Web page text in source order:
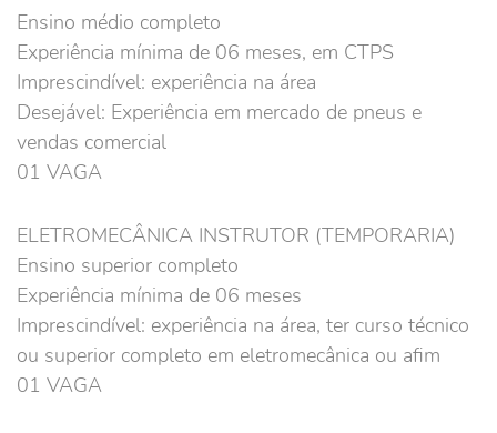
Ensino médio completo
Experiência mínima de 06 meses, em CTPS
Imprescindível: experiência na área
Desejável: Experiência em mercado de pneus e
vendas comercial
01 VAGA
ELETROMECÂNICA INSTRUTOR (TEMPORARIA)
Ensino superior completo
Experiência mínima de 06 meses
Imprescindível: experiência na área, ter curso técnico
ou superior completo em eletromecânica ou afim
01 VAGA